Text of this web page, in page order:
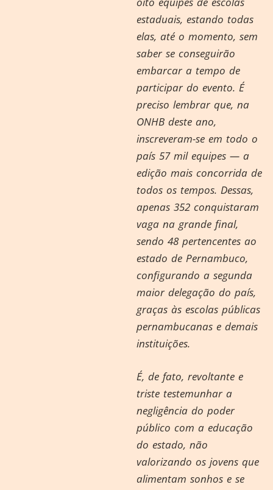
estaduais, estando todas
elas, até o momento, sem
saber se conseguirão
embarcar a tempo de
participar do evento. É
preciso lembrar que, na
ONHB deste ano,
inscreveram-se em todo o
país 57 mil equipes — a
edição mais concorrida de
todos os tempos. Dessas,
apenas 352 conquistaram
vaga na grande final,
sendo 48 pertencentes ao
estado de Pernambuco,
configurando a segunda
maior delegação do país,
graças às escolas públicas
pernambucanas e demais
instituições.
É, de fato, revoltante e
triste testemunhar a
negligência do poder
público com a educação
do estado, não
valorizando os jovens que
alimentam sonhos e se